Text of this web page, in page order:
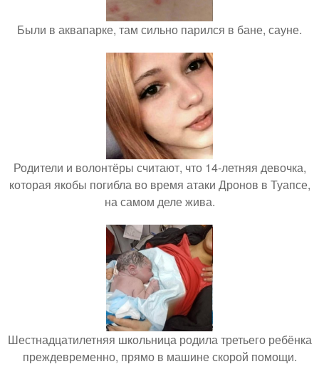
Были в аквапарке, там сильно парился в бане, сауне.
Родители и волонтёры считают, что 14-летняя девочка,
которая якобы погибла во время атаки Дронов в Туапсе,
на самом деле жива.
Шестнадцатилетняя школьница родила третьего ребёнка
преждевременно, прямо в машине скорой помощи.